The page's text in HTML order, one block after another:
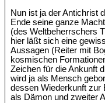
Nun ist ja der Antichrist
Ende seine ganze
(des Weltbeherrschers
hier läßt sich eine
Aussagen (Reiter mit
kosmischen
Zeichen für die Ankunft
wird ja als Mensch
dessen Wiederkunft zur
als Dämon und zweiter